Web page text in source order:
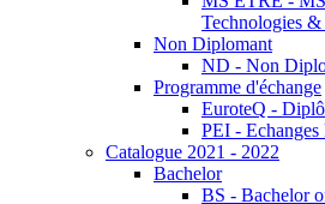
Technologies
Non Diplomant
ND - Non
Programme d'échange
EuroteQ -
PEI - Echanges
Catalogue 2021 - 2022
Bachelor
BS - Bachelor